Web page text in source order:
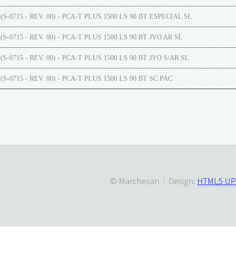
(S-0715 - REV. 00) - PCA-T PLUS 1500 LS 90 BT ESPECIAL SL
(S-0715 - REV. 00) - PCA-T PLUS 1500 LS 90 BT JYO AR SL
(S-0715 - REV. 00) - PCA-T PLUS 1500 LS 90 BT JYO S/AR SL
(S-0715 - REV. 00) - PCA-T PLUS 1500 LS 90 BT SC PAC
© Marchesan Design: HTML5 UP